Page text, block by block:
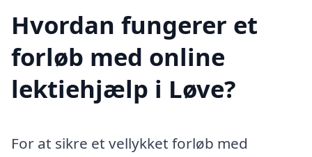
Hvordan fungerer et
forløb med online
lektiehjælp i Løve?
For at sikre et vellykket forløb med